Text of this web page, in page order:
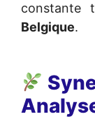
constante
Belgique.